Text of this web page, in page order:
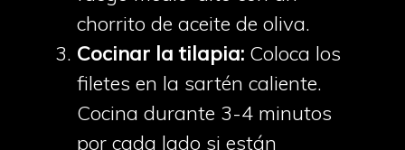
chorrito de aceite de oliva.
Cocinar la tilapia: Coloca los
filetes en la sartén caliente.
Cocina durante 3-4 minutos
por cada lado si están